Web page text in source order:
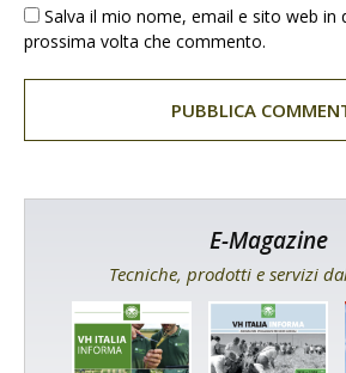
Salva il mio nome, email e sito web in
prossima volta che commento.
E-Magazine
Tecniche, prodotti e servizi